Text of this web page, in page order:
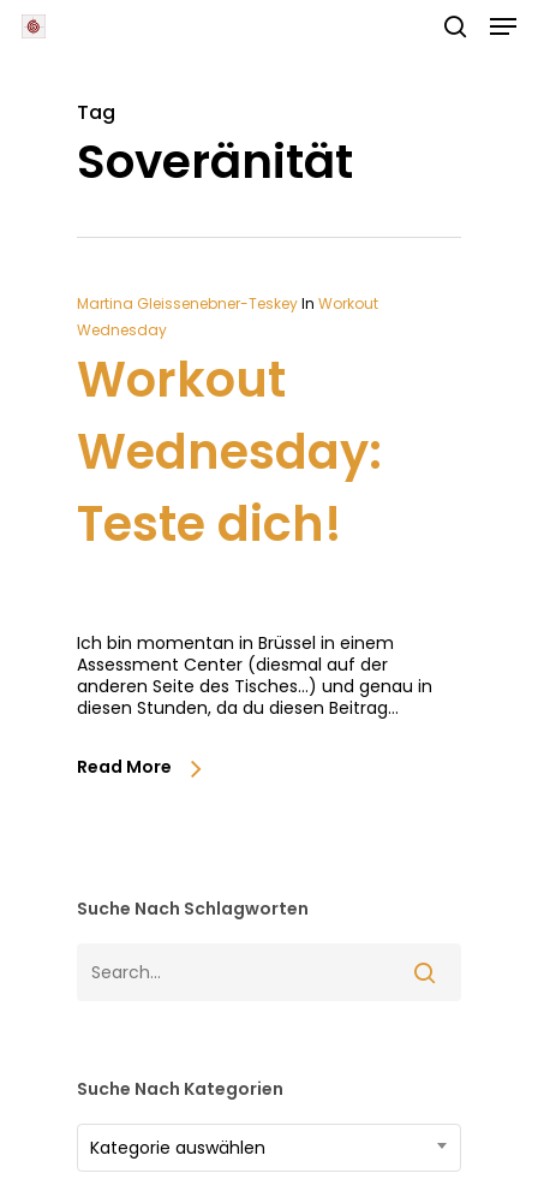
Skip
Tag
Soveränität
Martina Gleissenebner-TeskeyIn Workout
Wednesday
Workout
Wednesday:
Teste dich!
Ich bin momentan in Brüssel in einem
Assessment Center (diesmal auf der
anderen Seite des Tisches...) und genau in
diesen Stunden, da du diesen Beitrag…
Read More
Suche Nach Schlagworten
Suche Nach Kategorien
Suche
nach
Kategorie auswählen